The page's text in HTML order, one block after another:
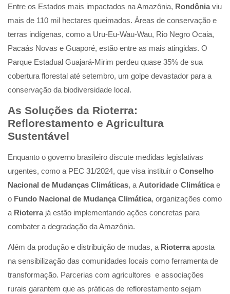
Entre os Estados mais impactados na Amazônia, Rondôniaviu
mais de 110 mil hectares queimados. Áreas de conservação e
terras indígenas, como a Uru-Eu-Wau-Wau, Rio Negro Ocaia,
Pacaás Novas e Guaporé, estão entre as mais atingidas. O
Parque Estadual Guajará-Mirim perdeu quase 35% de sua
cobertura florestal até setembro, um golpe devastador para a
conservação da biodiversidade local.
As Soluções da Rioterra:
Reflorestamento e Agricultura
Sustentável
Enquanto o governo brasileiro discute medidas legislativas
urgentes, como a PEC 31/2024, que visa instituir oConselho
Nacional de Mudanças Climáticas, a Autoridade Climáticae
o Fundo Nacional de Mudança Climática, organizações como
a Rioterrajá estão implementando ações concretas para
combater a degradação da Amazônia.
Além da produção e distribuição de mudas, a Rioterraaposta
na sensibilização das comunidades locais como ferramenta de
transformação. Parcerias com agricultores e associações
rurais garantem que as práticas de reflorestamento sejam